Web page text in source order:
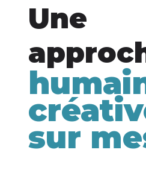
Une
sur